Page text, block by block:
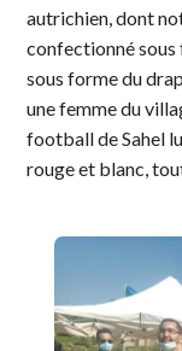
autrichien, dont
confectionné sous
sous forme du
une femme du
football de Sahel
rouge et blanc,